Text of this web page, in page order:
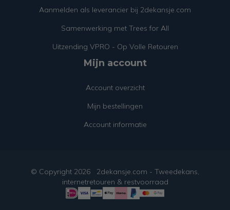
Aanmelden als leverancier bij 2dekansje.com
Samenwerking met Trees for All
Uitzending VPRO - Op Volle Retouren
Mijn account
Account overzicht
Mijn bestellingen
Account informatie
© Copyright 2026
2dekansje.com - Tweedekans,
internetretouren & restvoorraad